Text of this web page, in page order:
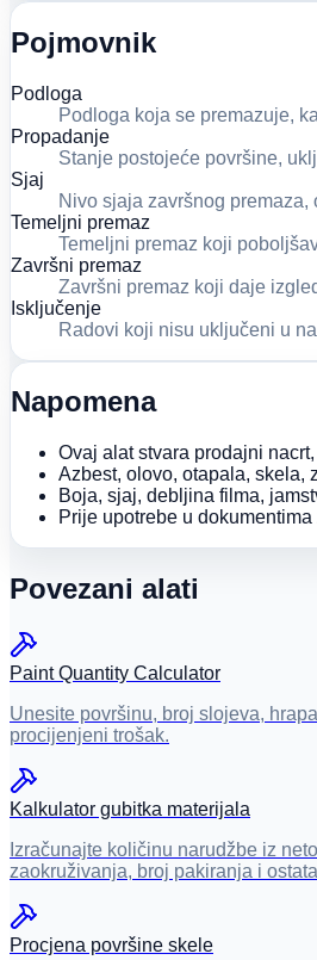
Pojmovnik
Podloga
Podloga koja se premazuje,
Propadanje
Stanje postojeće površine,
Sjaj
Nivo sjaja završnog premaza,
Temeljni premaz
Temeljni premaz koji
Završni premaz
Završni premaz koji daje
Isključenje
Radovi koji nisu uključeni u
Napomena
Ovaj alat stvara prodajni
Azbest, olovo, otapala, skela,
Boja, sjaj, debljina filma,
Prije upotrebe u
Povezani alati
Paint Quantity Calculator
Unesite površinu, broj slojeva,
procijenjeni trošak.
Kalkulator gubitka materijala
Izračunajte količinu narudžbe iz
zaokruživanja, broj pakiranja i
Procjena površine skele